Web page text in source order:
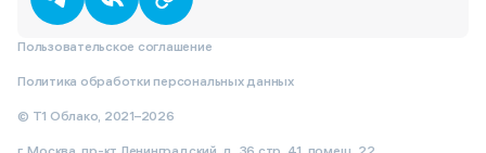
Пользовательское соглашение
Политика обработки персональных данных
© Т1 Облако, 2021–2026